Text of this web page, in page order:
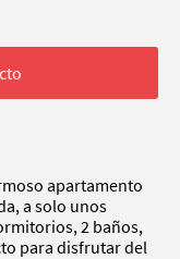
apartamento
a solo unos
2 baños,
para disfrutar del